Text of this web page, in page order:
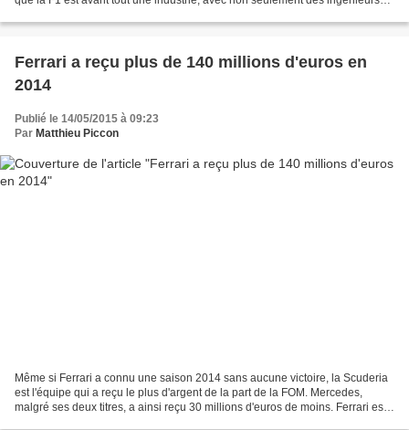
Ferrari a reçu plus de 140 millions d'euros en
2014
Publié le 14/05/2015 à 09:23
Par Matthieu Piccon
Même si Ferrari a connu une saison 2014 sans aucune victoire, la Scuderia
est l'équipe qui a reçu le plus d'argent de la part de la FOM. Mercedes,
malgré ses deux titres, a ainsi reçu 30 millions d'euros de moins. Ferrari est